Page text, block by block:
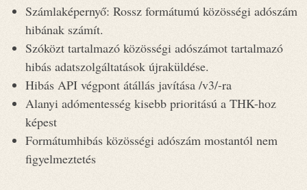
Számlaképernyő: Rossz formátumú közösségi adószám
hibának számít.
Szóközt tartalmazó közösségi adószámot tartalmazó
hibás adatszolgáltatások újraküldése.
Hibás API végpont átállás javítása /v3/-ra
Alanyi adómentesség kisebb prioritású a THK-hoz
képest
Formátumhibás közösségi adószám mostantól nem
figyelmeztetés